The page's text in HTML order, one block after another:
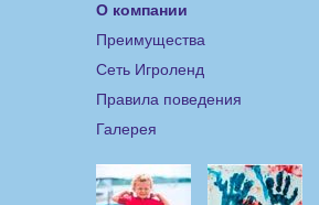
О компании
Преимущества
Сеть Игроленд
Правила поведения
Галерея